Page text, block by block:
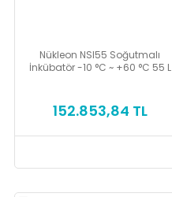
Nükleon NSI55 Soğutmalı
İnkübatör -10 °C ~ +60 °C 55 L
152.853,84 TL